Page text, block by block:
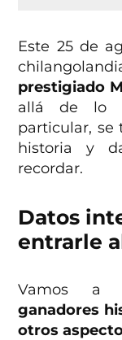
Este 25 de
prestigiado
allá de lo
particular, se
historia y
recordar.
Datos
entrarle
Vamos a
ganadores
otros